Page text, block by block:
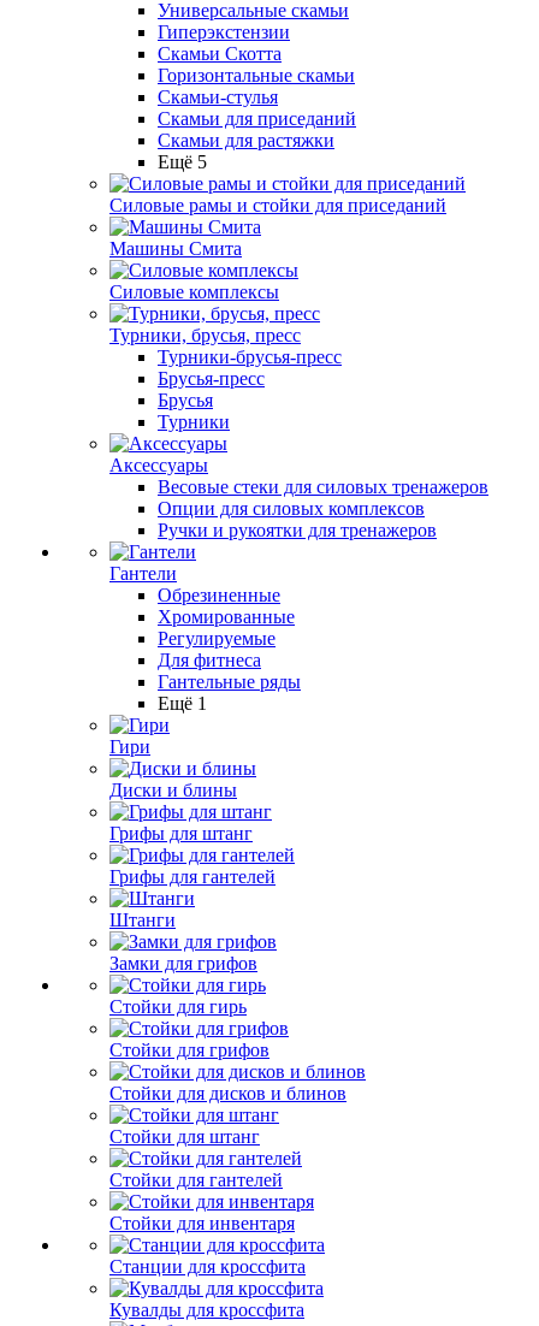
Универсальные скамьи
Гиперэкстензии
Скамьи Скотта
Горизонтальные скамьи
Скамьи-стулья
Скамьи для приседаний
Скамьи для растяжки
Ещё 5
Силовые рамы и стойки для приседаний
Машины Смита
Силовые комплексы
Турники, брусья, пресс
Турники-брусья-пресс
Брусья-пресс
Брусья
Турники
Аксессуары
Весовые стеки для силовых тренажеров
Опции для силовых комплексов
Ручки и рукоятки для тренажеров
Гантели
Обрезиненные
Хромированные
Регулируемые
Для фитнеса
Гантельные ряды
Ещё 1
Гири
Диски и блины
Грифы для штанг
Грифы для гантелей
Штанги
Замки для грифов
Стойки для гирь
Стойки для грифов
Стойки для дисков и блинов
Стойки для штанг
Стойки для гантелей
Стойки для инвентаря
Станции для кроссфита
Кувалды для кроссфита